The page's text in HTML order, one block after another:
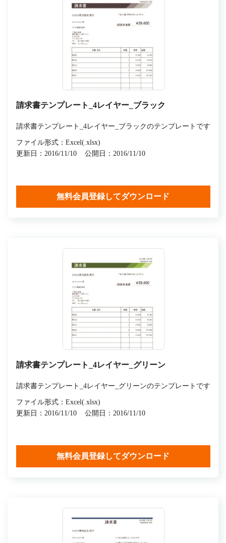
請求書テンプレート_4レイヤー_ブラック
請求書テンプレート_4レイヤー_ブラックのテンプレートです
ファイル形式：Excel(.xlsx)
更新日：2016/11/10
公開日：2016/11/10
無料会員登録してダウンロード
請求書テンプレート_4レイヤー_グリーン
請求書テンプレート_4レイヤー_グリーンのテンプレートです
ファイル形式：Excel(.xlsx)
更新日：2016/11/10
公開日：2016/11/10
無料会員登録してダウンロード